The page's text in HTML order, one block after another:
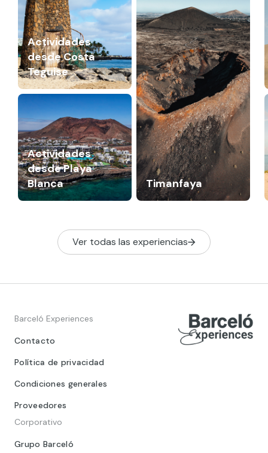
Actividades
desde Costa
Teguise
Timanfaya
Actividades
desde Playa
Blanca
Ver todas las experiencias
Barceló Experiences
Contacto
Política de privacidad
Condiciones generales
Proveedores
Corporativo
Grupo Barceló